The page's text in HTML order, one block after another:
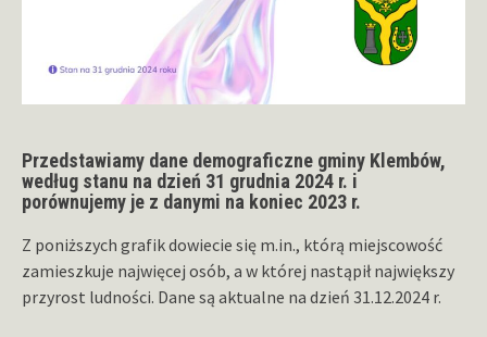
Przedstawiamy dane demograficzne gminy Klembów,
według stanu na dzień 31 grudnia 2024 r. i
porównujemy je z danymi na koniec 2023 r.
Z poniższych grafik dowiecie się m.in., którą miejscowość
zamieszkuje najwięcej osób, a w której nastąpił największy
przyrost ludności. Dane są aktualne na dzień 31.12.2024 r.